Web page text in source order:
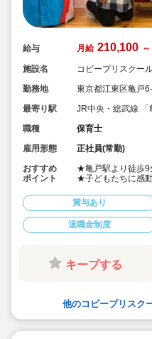
給与 月給 210,100 ～
施設名
コビープリスクー
勤務地
東京都江東区亀戸
最寄り駅
JR中央・総武線
職種
保育士
雇用形態
正社員(常勤)
おすすめ
ポイント
★亀戸駅より徒歩9
★子どもたちに感
★見る、聞く、味
育つように本物に
★コビープリスク
っています！
賞与あり
退職金制度
キープする
他のコビープリスク